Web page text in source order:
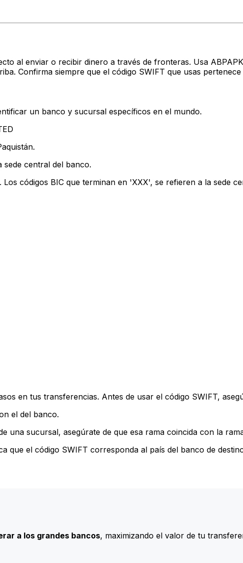
al enviar o recibir dinero a través de fronteras. Usa
Confirma siempre que el código SWIFT que usas
un banco y sucursal específicos en el mundo.
sede central del banco.
códigos BIC que terminan en 'XXX', se refieren a la sede
en tus transferencias. Antes de usar el código SWIFT,
el del banco.
una sucursal, asegúrate de que esa rama coincida con la
que el código SWIFT corresponda al país del banco de
a los grandes bancos, maximizando el valor de tu